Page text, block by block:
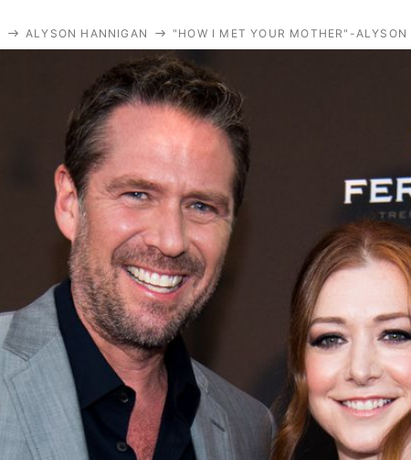
Royals
Stars
Filme & Serien
Lifestyle
Familie & Liebe
Promiflash Exklusiv
Alle Themen auf Promiflash
App runterladen
Team
Redaktionelle Richtlinien
ALYSON HANNIGAN "HOW I MET YOUR MOTHER"-